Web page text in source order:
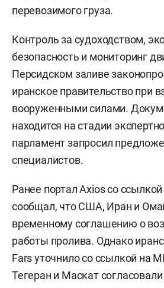
перевозимого груза.
Контроль за судоходством,
безопасность и мониторинг
Персидском заливе
иранское правительство при
вооруженными силами.
находится на стадии
парламент запросил
специалистов.
Ранее портал Axios со
сообщал, что США, Иран и
временному соглашению о
работы пролива. Однако
Fars уточнило со ссылкой на
Тегеран и Маскат